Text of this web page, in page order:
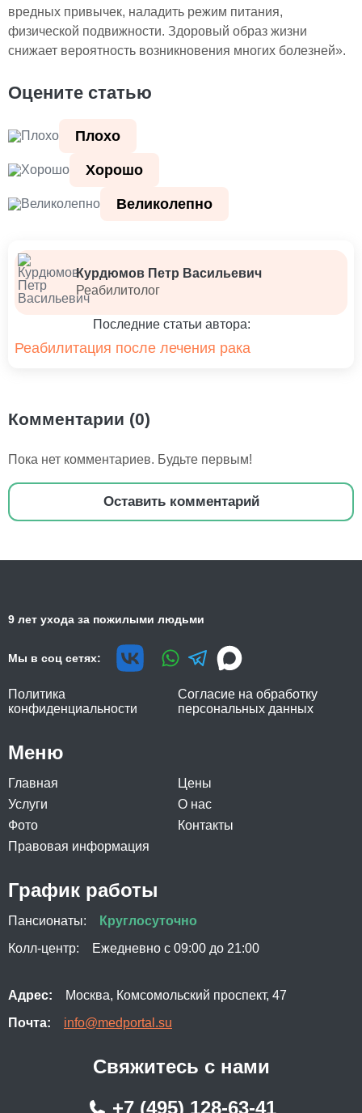
вредных привычек, наладить режим питания,
физической подвижности. Здоровый образ жизни
снижает вероятность возникновения многих болезней».
Оцените статью
Плохо
Хорошо
Великолепно
Курдюмов Петр Васильевич
Реабилитолог
Последние статьи автора:
Реабилитация после лечения рака
Комментарии (0)
Пока нет комментариев. Будьте первым!
Оставить комментарий
9 лет ухода за пожилыми людьми
Мы в соц сетях:
Политика
конфиденциальности
Согласие на обработку
персональных данных
Меню
Главная
Цены
Услуги
О нас
Фото
Контакты
Правовая информация
График работы
Пансионаты:
Круглосуточно
Колл-центр:
Ежедневно с 09:00 до 21:00
Адрес:
Москва, Комсомольский проспект, 47
Почта:
info@medportal.su
Свяжитесь с нами
+7 (495) 128-63-41